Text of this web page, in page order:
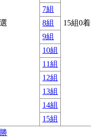
15組0
7組
8組
9組
10組
11組
12組
13組
14組
15組